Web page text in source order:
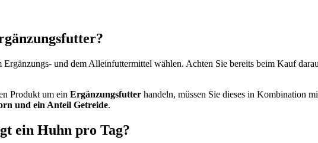
und dem Alleinfuttermittel wählen. Achten Sie bereits beim Kauf
Produkt um ein Ergänzungsfutter handeln, müssen Sie dieses in Kombination
und ein Anteil Getreide.
ein Huhn pro Tag?